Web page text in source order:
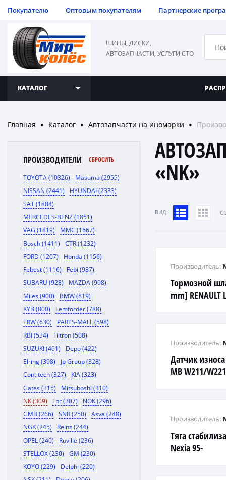
Покупателю Оптовым покупателям Партнерские
ШИНЫ, ДИСКИ,
АВТОЗАПЧАСТИ, УСЛУГИ СТО
КАТАЛОГ
Главная ● Каталог ● Автозапчасти на иномарки ●
ПРОИЗВОДИТЕЛИ СБРОСИТЬ
TOYOTA (10326)
Masuma (2955)
NISSAN (2441)
HYUNDAI (2333)
SAT (1884)
MERCEDES-BENZ (1851)
VAG (1819)
MMC (1667)
Bosch (1411)
CTR (1232)
FORD (1207)
Honda (1156)
Febest (1116)
Febi (987)
SUBARU (928)
MAZDA (908)
Miles (900)
BMW (819)
KYB (800)
Lemforder (788)
TRW (630)
PARTS-MALL (598)
RBI (534)
Filtron (508)
SUZUKI (461)
Depo (422)
Elring (398)
Jp Group (328)
Contitech (327)
KIA (323)
Gates (315)
Mitsuboshi (310)
NK (309)
Lpr (307)
NOK (296)
GMB (266)
SNR (250)
Asva (248)
NGK (245)
Reinz (244)
OPEL (240)
Ruville (236)
STELLOX (230)
GM (230)
KOYO (229)
Delphi (220)
«NK»
ВИД:
Тормозной
mm] RENAULT
Производитель:
Датчик
MB W211/
Производитель:
Тяга
Nexia 95-
Производитель: